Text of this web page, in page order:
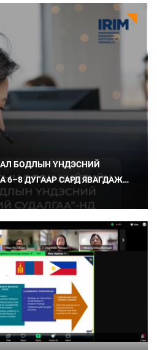
БОДЛЫН ҮНДЭСНИЙ
ДУГААР САРД ЯВАГДАЖ